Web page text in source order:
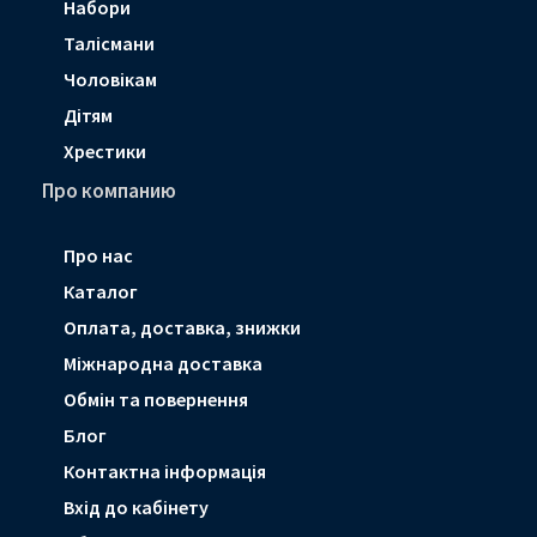
Набори
Талісмани
Чоловікам
Дітям
Хрестики
Про компанию
Про нас
Каталог
Оплата, доставка, знижки
Мiжнародна доставка
Обмін та повернення
Блог
Контактна інформація
Вхід до кабінету